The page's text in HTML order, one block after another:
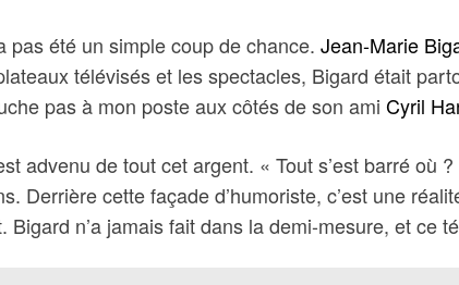
pas été un simple coup de chance. Jean-Marie
télévisés et les spectacles, Bigard était
pas à mon poste aux côtés de son ami Cyril
advenu de tout cet argent. « Tout s’est barré où
Derrière cette façade d’humoriste, c’est une
n’a jamais fait dans la demi-mesure, et ce